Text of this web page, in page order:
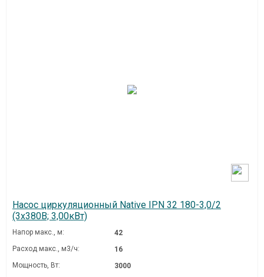
Насос циркуляционный Native IPN 32 180-3,0/2
(3х380В; 3,00кВт)
Напор макс., м:
42
Расход макс., м3/ч:
16
Мощность, Вт:
3000